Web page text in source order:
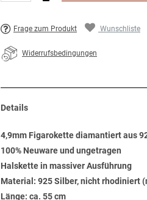
Frage zum Produkt Wunschliste
Widerrufsbedingungen
Details
4,9mm Figarokette diamantiert aus
100% Neuware und ungetragen
Halskette in massiver Ausführung
Material: 925 Silber, nicht rhodiniert
Länge: ca. 55 cm